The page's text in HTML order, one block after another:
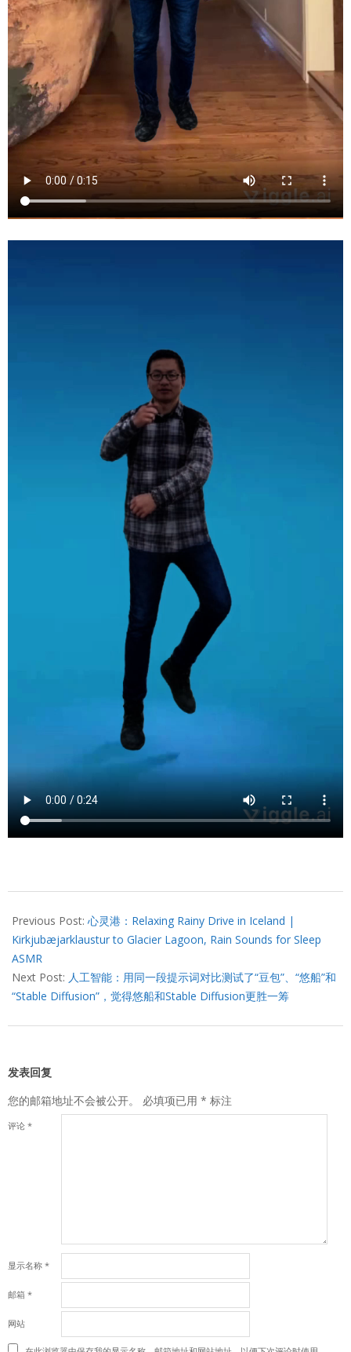
08-
07
Previous Post: 心灵港：Relaxing Rainy Drive in Iceland |
Kirkjubæjarklaustur to Glacier Lagoon, Rain Sounds for Sleep
ASMR
Next Post: 人工智能：用同一段提示词对比测试了“豆包”、“悠船”和
“Stable Diffusion”，觉得悠船和Stable Diffusion更胜一筹
发表回复
您的邮箱地址不会被公开。
必填项已用 * 标注
评论 *
显示名称 *
邮箱 *
网站